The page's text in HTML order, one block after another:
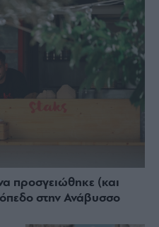
προσγειώθηκε (και
στην Ανάβυσσο